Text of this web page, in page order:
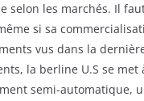
selon les marchés. Il
si sa
vus dans la
la berline U.S se
semi-automatique,